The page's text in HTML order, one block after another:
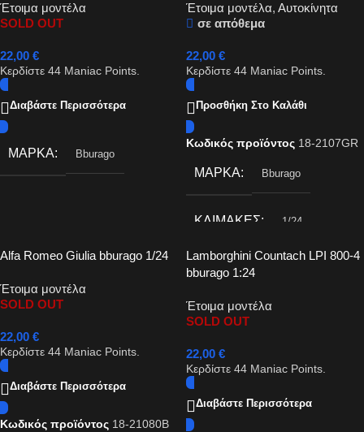
Έτοιμα μοντέλα
SOLD OUT
22,00 €
Κερδίστε 44 Maniac Points.
Διαβάστε Περισσότερα
ΜΆΡΚΑ Bburago
Έτοιμα μοντέλα, Αυτοκίνητα
σε απόθεμα
22,00 €
Κερδίστε 44 Maniac Points.
Προσθήκη Στο Καλάθι
Κωδικός προϊόντος 18-2107GR
ΜΆΡΚΑ Bburago
ΚΛΊΜΑΚΕΣ 1/24
Alfa Romeo Giulia bburago 1/24
Έτοιμα μοντέλα
SOLD OUT
22,00 €
Κερδίστε 44 Maniac Points.
Διαβάστε Περισσότερα
Κωδικός προϊόντος 18-21080B
Lamborghini Countach LPI 800-4
bburago 1:24
Έτοιμα μοντέλα
SOLD OUT
22,00 €
Κερδίστε 44 Maniac Points.
Διαβάστε Περισσότερα